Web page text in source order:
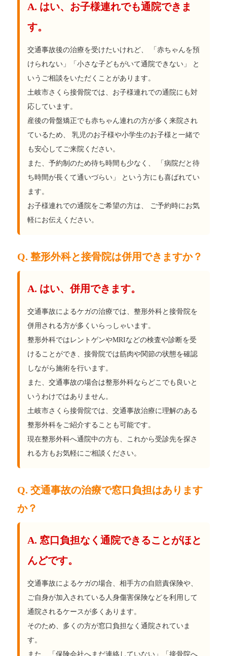
A. はい、お子様連れでも通院できま
す。
交通事故後の治療を受けたいけれど、 「赤ちゃんを預
けられない」「小さな子どもがいて通院できない」 と
いうご相談をいただくことがあります。
土岐市さくら接骨院では、お子様連れでの通院にも対
応しています。
産後の骨盤矯正でも赤ちゃん連れの方が多く来院され
ているため、 乳児のお子様や小学生のお子様と一緒で
も安心してご来院ください。
また、予約制のため待ち時間も少なく、 「病院だと待
ち時間が長くて通いづらい」 という方にも喜ばれてい
ます。
お子様連れでの通院をご希望の方は、 ご予約時にお気
軽にお伝えください。
Q. 整形外科と接骨院は併用できますか？
A. はい、併用できます。
交通事故によるケガの治療では、整形外科と接骨院を
併用される方が多くいらっしゃいます。
整形外科ではレントゲンやMRIなどの検査や診断を受
けることができ、接骨院では筋肉や関節の状態を確認
しながら施術を行います。
また、交通事故の場合は整形外科ならどこでも良いと
いうわけではありません。
土岐市さくら接骨院では、交通事故治療に理解のある
整形外科をご紹介することも可能です。
現在整形外科へ通院中の方も、これから受診先を探さ
れる方もお気軽にご相談ください。
Q. 交通事故の治療で窓口負担はあります
か？
A. 窓口負担なく通院できることがほと
んどです。
交通事故によるケガの場合、相手方の自賠責保険や、
ご自身が加入されている人身傷害保険などを利用して
通院されるケースが多くあります。
そのため、多くの方が窓口負担なく通院されていま
す。
また、「保険会社へまだ連絡していない」「接骨院へ